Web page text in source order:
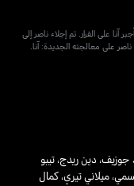
آنا على الفرار. تم إجلاء ناصر إلى
على معالجته الجديدة: آنا.
جوزيف، دين ريدج،تيبو
،ميلاني تيري،كمال